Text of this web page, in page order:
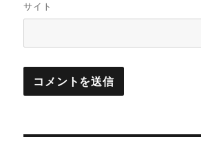
サイト